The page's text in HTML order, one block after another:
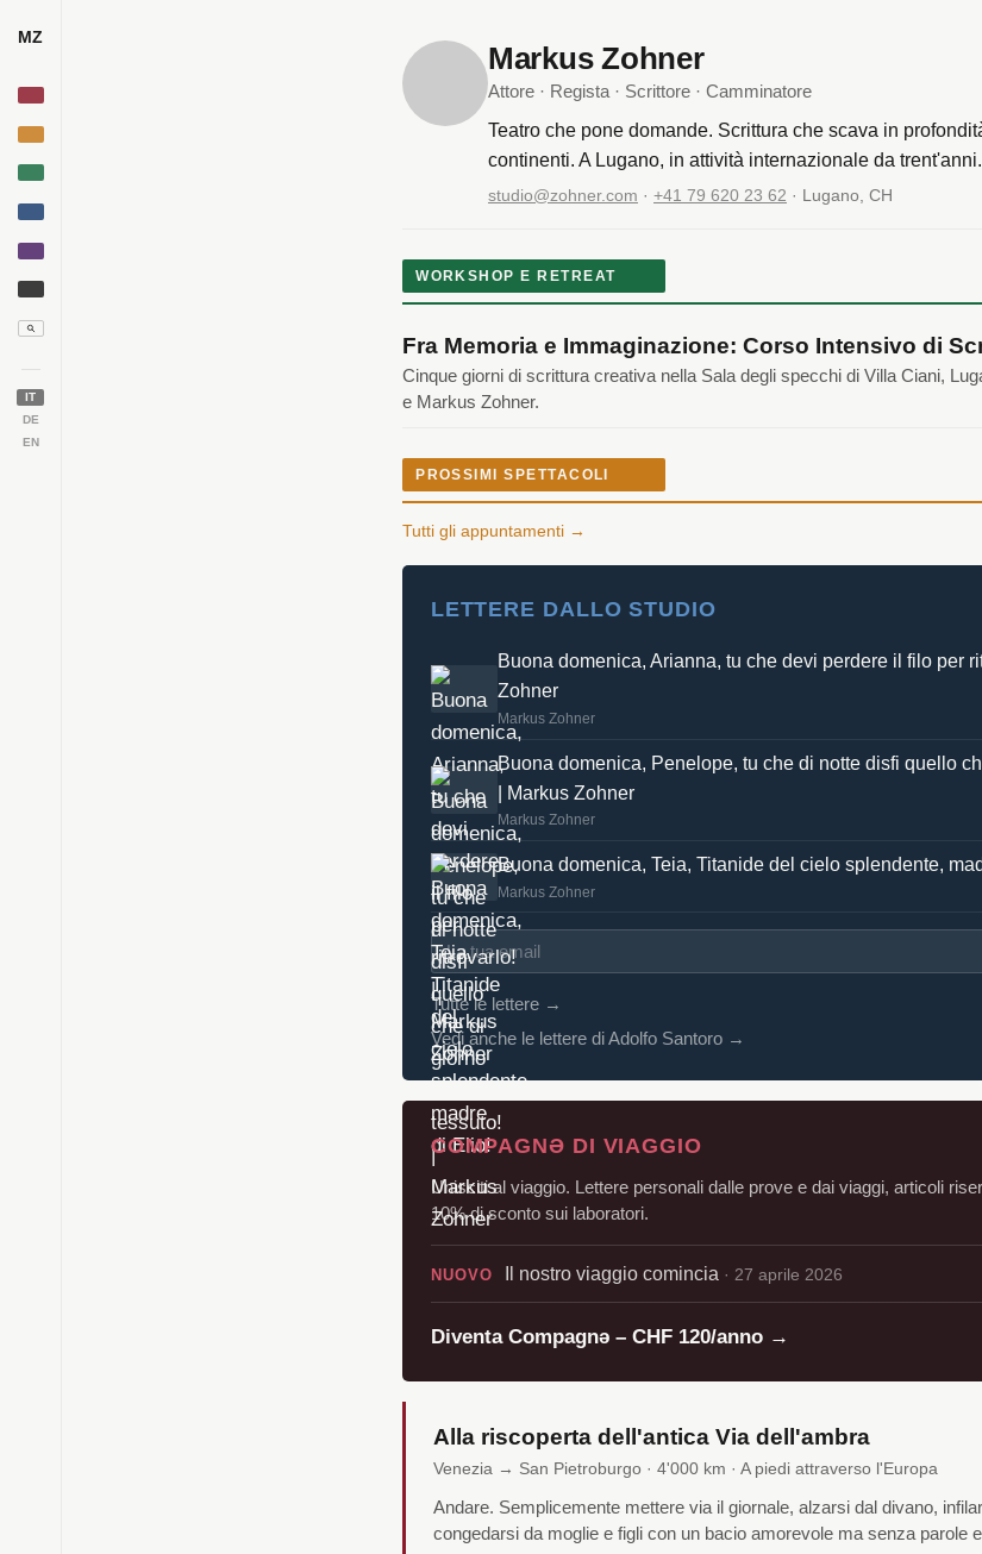
MZ
IT
DE
EN
Markus Zohner
Attore · Regista · Scrittore · Camminatore
Teatro che pone domande. Scrittura che scava in
continenti. A Lugano, in attività internazionale da trent'anni.
studio@zohner.com · +41 79 620 23 62 · Lugano, CH
WORKSHOP E RETREAT
Fra Memoria e Immaginazione: Corso Intensivo di
Cinque giorni di scrittura creativa nella Sala degli specchi di Villa Ciani,
e Markus Zohner.
PROSSIMI SPETTACOLI
Tutti gli appuntamenti →
LETTERE DALLO STUDIO
Buona domenica, Arianna, tu che devi perdere il filo per
Zohner
Markus Zohner
Buona domenica, Penelope, tu che di notte disfi quello
| Markus Zohner
Markus Zohner
Buona domenica, Teia, Titanide del cielo splendente,
Markus Zohner
Tutte le lettere →
Vedi anche le lettere di Adolfo Santoro →
COMPAGNƏ DI VIAGGIO
Unisciti al viaggio. Lettere personali dalle prove e dai viaggi, articoli
10% di sconto sui laboratori.
NUOVO Il nostro viaggio comincia · 27 aprile 2026
Diventa Compagnə – CHF 120/anno →
Alla riscoperta dell'antica Via dell'ambra
Venezia → San Pietroburgo · 4'000 km · A piedi attraverso l'Europa
Andare. Semplicemente mettere via il giornale, alzarsi dal divano,
congedarsi da moglie e figli con un bacio amorevole ma senza parole